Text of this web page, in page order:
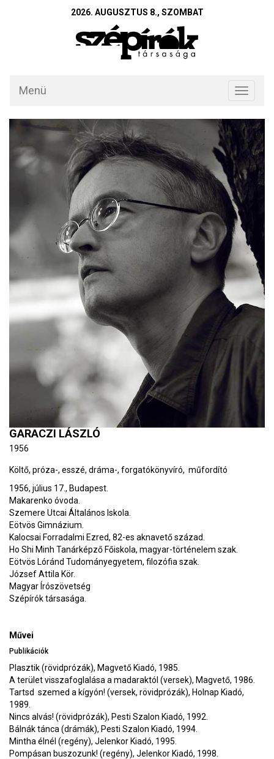
2026. AUGUSZTUS 8., SZOMBAT
Toggle
Menü
GARACZI LÁSZLÓ
1956
Költő, próza-, esszé, dráma-, forgatókönyvíró, műfordító
1956, július 17., Budapest.
Makarenko óvoda.
Szemere Utcai Általános Iskola.
Eötvös Gimnázium.
Kalocsai Forradalmi Ezred, 82-es aknavető század.
Ho Shi Minh Tanárképző Főiskola, magyar-történelem szak.
Eötvös Lóránd Tudományegyetem, filozófia szak.
József Attila Kör.
Magyar Írószövetség
Szépírók társasága.
Művei
Publikációk
Plasztik (rövidprózák), Magvető Kiadó, 1985.
A terület visszafoglalása a madaraktól (versek), Magvető, 1986.
Tartsd szemed a kígyón! (versek, rövidprózák), Holnap Kiadó,
1989.
Nincs alvás! (rövidprózák), Pesti Szalon Kiadó, 1992.
Bálnák tánca (drámák), Pesti Szalon Kiadó, 1994.
Mintha élnél (regény), Jelenkor Kiadó, 1995.
Pompásan buszozunk! (regény), Jelenkor Kiadó, 1998.